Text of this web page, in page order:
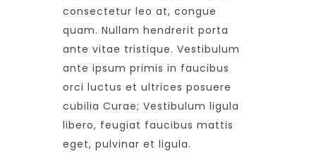
consectetur leo at, congue
quam. Nullam hendrerit porta
ante vitae tristique. Vestibulum
ante ipsum primis in faucibus
orci luctus et ultrices posuere
cubilia Curae; Vestibulum ligula
libero, feugiat faucibus mattis
eget, pulvinar et ligula.